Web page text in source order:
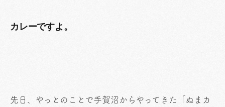
カレーですよ。
先日、やっとのことで手賀沼からやってきた「ぬまカ